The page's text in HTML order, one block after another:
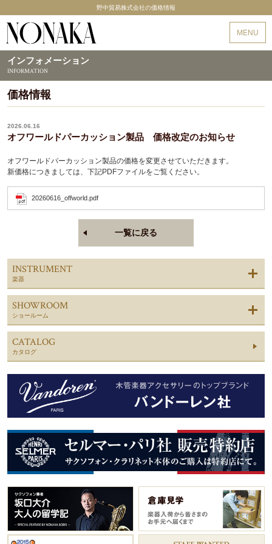
野中貿易株式会社の価格情報
MENU
インフォメーション
INFORMATION
価格情報
2026.06.16
オフワールドパーカッション製品 価格改定のお知らせ
オフワールドパーカッション製品の価格を変更させていただきます。
新価格につきましては、下記PDFファイルをご覧ください。
20260616_offworld.pdf
一覧に戻る
INSTRUMENT
楽器
SHOWROOM
ショールーム
CATALOG
カタログ